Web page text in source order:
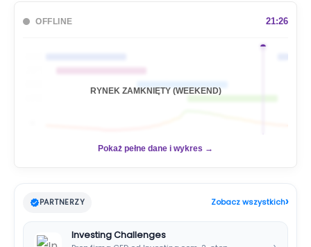
OFFLINE 21:26
RYNEK ZAMKNIĘTY (WEEKEND)
Pokaż pełne dane i wykres →
PARTNERZY Zobacz wszystkich›
Investing Challenges